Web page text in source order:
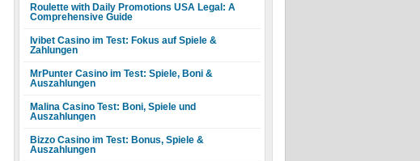
Roulette with Daily Promotions USA Legal: A
Comprehensive Guide
Ivibet Casino im Test: Fokus auf Spiele &
Zahlungen
MrPunter Casino im Test: Spiele, Boni &
Auszahlungen
Malina Casino Test: Boni, Spiele und
Auszahlungen
Bizzo Casino im Test: Bonus, Spiele &
Auszahlungen